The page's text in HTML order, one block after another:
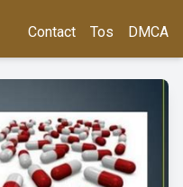
Contact Tos DMCA